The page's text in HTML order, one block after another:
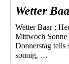
Wetter
Wetter Baar ;
Mittwoch Sonne
Donnerstag teils
sonnig, …